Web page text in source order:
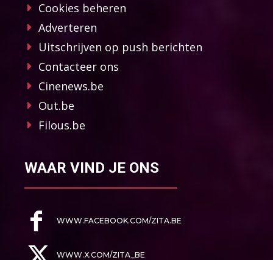
Cookies beheren
Adverteren
Uitschrijven op push berichten
Contacteer ons
Cinenews.be
Out.be
Filous.be
WAAR VIND JE ONS
WWW.FACEBOOK.COM/ZITA.BE
WWW.X.COM/ZITA_BE